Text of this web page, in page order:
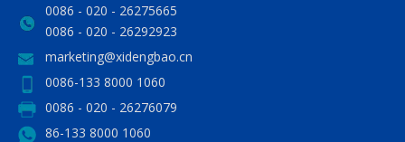
0086 - 020 - 26275665
0086 - 020 - 26292923
marketing@xidengbao.cn
0086-133 8000 1060
0086 - 020 - 26276079
86-133 8000 1060